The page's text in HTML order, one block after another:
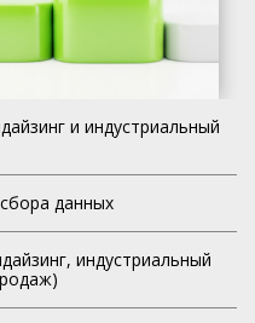
и индустриальный
данных
индустриальный